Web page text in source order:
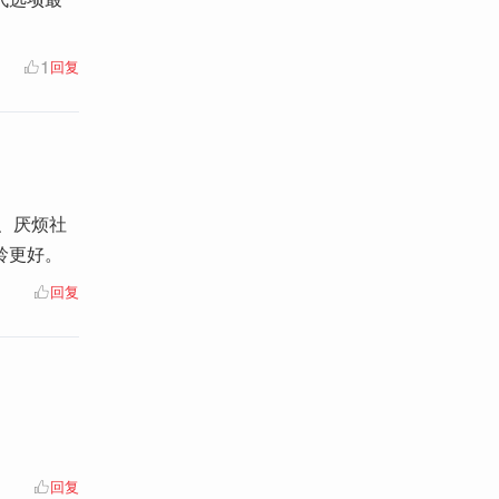
1 回复
厌烦社
好。
回复
回复